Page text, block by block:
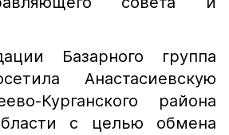
Базарного группа
Анастасиевскую
Курганского района
с целью обмена